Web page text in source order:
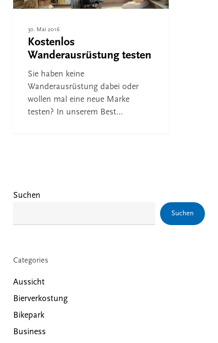
30. Mai 2016
Kostenlos
Wanderausrüstung testen
Sie haben keine
Wanderausrüstung dabei oder
wollen mal eine neue Marke
testen? In unserem Best…
Suchen
Suchen
Categories
Aussicht
Bierverkostung
Bikepark
Business